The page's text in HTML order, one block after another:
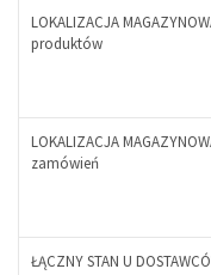
-
+
LOKALIZACJA
produktów
+
LOKALIZACJA
zamówień
ŁĄCZNY STAN U